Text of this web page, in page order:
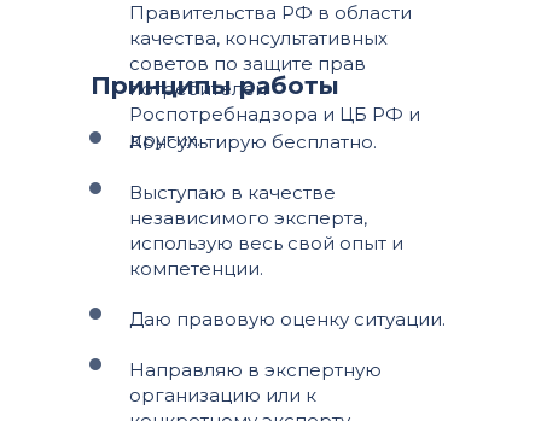
Принципы работы
Правительства РФ в области
качества, консультативных
советов по защите прав
потребителей
Роспотребнадзора и ЦБ РФ и
других.
Консультирую бесплатно.
Выступаю в качестве
независимого эксперта,
использую весь свой опыт и
компетенции.
Даю правовую оценку ситуации.
Направляю в экспертную
организацию или к